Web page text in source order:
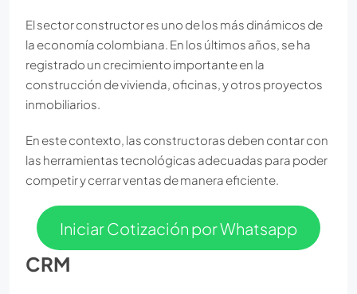
El sector constructor es uno de los más dinámicos de
la economía colombiana. En los últimos años, se ha
registrado un crecimiento importante en la
construcción de vivienda, oficinas, y otros proyectos
inmobiliarios.
En este contexto, las constructoras deben contar con
las herramientas tecnológicas adecuadas para poder
competir y cerrar ventas de manera eficiente.
Iniciar Cotización por Whatsapp
CRM